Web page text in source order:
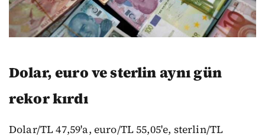
Dolar, euro ve sterlin aynı gün
rekor kırdı
Dolar/TL 47,59'a, euro/TL 55,05'e, sterlin/TL